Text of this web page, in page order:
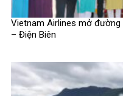
Vietnam Airlines mở đường
– Điện Biên